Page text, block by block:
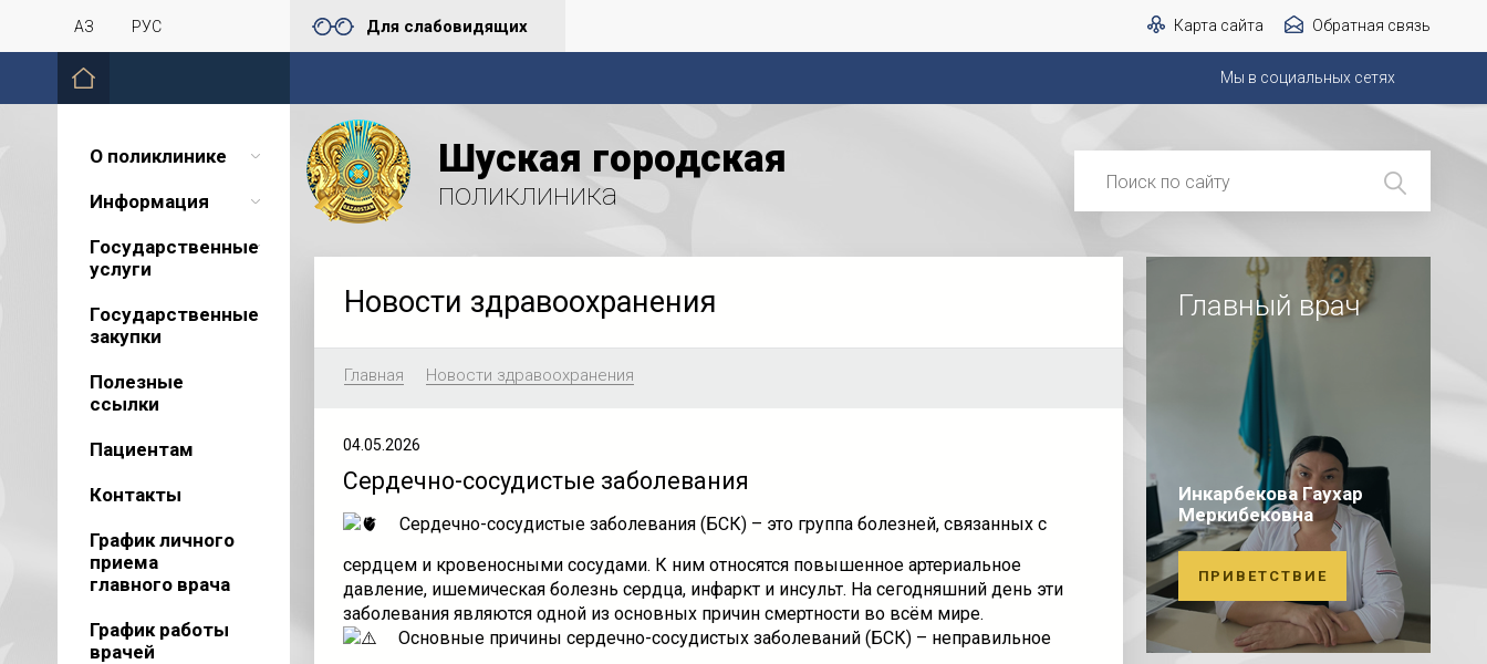
ҚАЗ РУС Для слабовидящих Карта сайта Обратная связь
Мы в социальных сетях
О поликлинике
Информация
Государственные
услуги
Государственные
закупки
Полезные
ссылки
Пациентам
Контакты
График личного
приема
главного врача
График работы
врачей
Шуская городская
поликлиника
Новости здравоохранения
Главная Новости здравоохранения
04.05.2026
Сердечно-сосудистые заболевания
Сердечно-сосудистые заболевания (БСК) – это группа болезней, связанных с
сердцем и кровеносными сосудами. К ним относятся повышенное артериальное
давление, ишемическая болезнь сердца, инфаркт и инсульт. На сегодняшний день эти
заболевания являются одной из основных причин смертности во всём мире.
Основные причины сердечно-сосудистых заболеваний (БСК) – неправильное
Главный врач
Инкарбекова Гаухар
Меркибековна
ПРИВЕТСТВИЕ